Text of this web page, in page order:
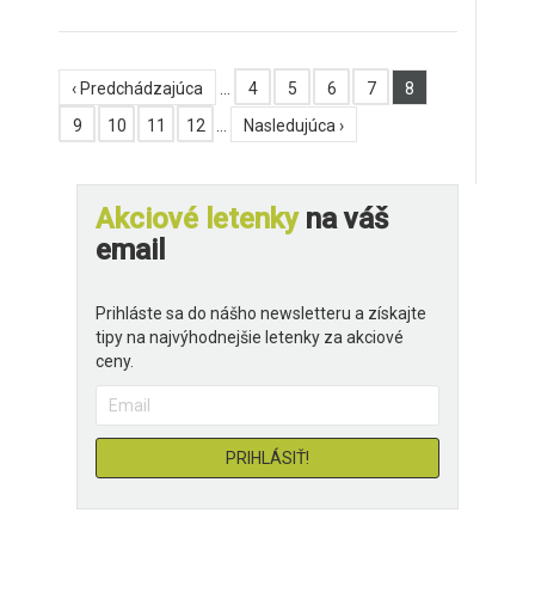
‹ Predchádzajúca 4 5 6 7
8
9
10 11 12 Nasledujúca ›
Akciové letenkyna váš
email
Prihláste sa do nášho newsletteru a získajte
tipy na najvýhodnejšie letenky za akciové
ceny.